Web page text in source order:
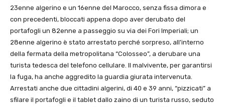
23enne algerino e un 16enne del Marocco, senza fissa dimora e
con precedenti, bloccati appena dopo aver derubato del
portafogli un 82enne a passeggio su via dei Fori Imperiali; un
28enne algerino è stato arrestato perché sorpreso, all’interno
della fermata della metropolitana “Colosseo”, a derubare una
turista tedesca del telefono cellulare. Il malvivente, per garantirsi
la fuga, ha anche aggredito la guardia giurata intervenuta.
Arrestati anche due cittadini algerini, di 40 e 39 anni, “pizzicati” a
sfilare il portafogli e il tablet dallo zaino di un turista russo, seduto